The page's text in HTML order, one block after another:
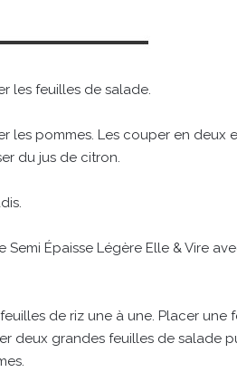
les feuilles de salade.
les pommes. Les couper en
du jus de citron.
Semi Épaisse Légère Elle & Vire
de riz une à une. Placer
deux grandes feuilles de salade